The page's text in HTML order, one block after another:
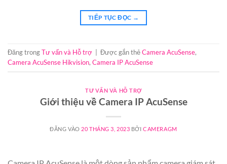
TIẾP TỤC ĐỌC →
Đăng trongTư vấn và Hỗ trợ Được gắn thẻCamera AcuSense,
Camera AcuSense Hikvision, Camera IP AcuSense
TƯ VẤN VÀ HỖ TRỢ
Giới thiệu về Camera IP AcuSense
ĐĂNG VÀO 20 THÁNG 3, 2023 BỞICAMERAGM